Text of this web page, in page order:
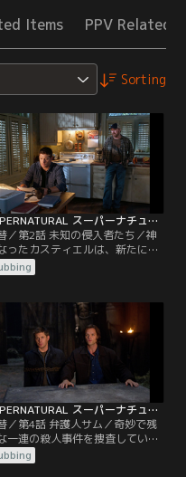
Items PPV Related
Sorting
SUPERNATURAL スーパーナチュラル シーズン7 第02話／吹替
／第2話 未知の侵入者たち／神
ったカスティエルは、新たに身
けた“絶対的な力”の重みに苦し
いる。そして、再び幻覚を見始
ックに悩まされ、現実と幻覚の
別がつかなくなっている。カステ
エルと戦い、サムを常に現実に引
戻そうとするディーンと、彼を最
限にバックアップするボビー。だ
、彼らの前に…。
SUPERNATURAL スーパーナチュラル シーズン7 第04話／吹替
／第4話 弁護人サム／奇妙で残
一連の殺人事件を捜査していた
とディーンは、それらの事件に
通点があることに気づく。被害